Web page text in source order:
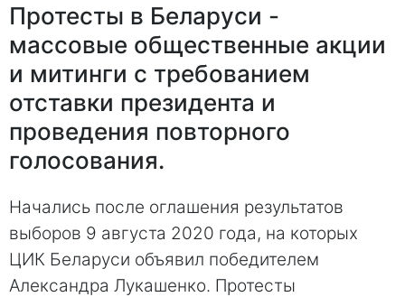
Протесты в Беларуси -
массовые общественные акции
и митинги с требованием
отставки президента и
проведения повторного
голосования.
Начались после оглашения результатов
выборов 9 августа 2020 года, на которых
ЦИК Беларуси объявил победителем
Александра Лукашенко. Протесты